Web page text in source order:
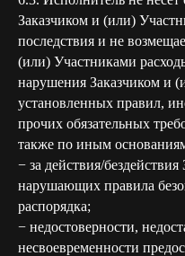
Заказчиком и (или)
последствия и не
(или) Участниками
нарушения Заказчиком и
установленных правил,
прочих обязательных
также по иным
− за действия/
нарушающих правила
распорядка;
− недостоверности,
несвоевременности